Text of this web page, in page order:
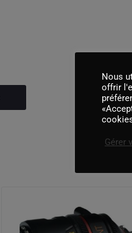
Nous
offrir
Gérer